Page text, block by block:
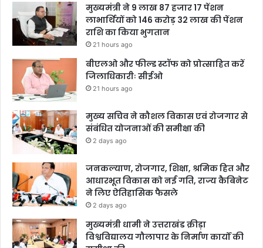
मुख्यमंत्री ने 9 लाख 87 हजार 17 पेंशन
लाभार्थियों को 146 करोड़ 32 लाख की पेंशन
राशि का किया भुगतान
21 hours ago
बीएलओ और फील्ड स्टॉफ को प्रोत्साहित करें
जिलाधिकारीः सीईओ
21 hours ago
मुख्य सचिव ने कौशल विकास एवं रोजगार से
संबंधित योजनाओं की समीक्षा की
2 days ago
जनकल्याण, रोजगार, शिक्षा, श्रमिक हित और
आधारभूत विकास को नई गति, राज्य कैबिनेट
ने लिए ऐतिहासिक फैसले
2 days ago
मुख्यमंत्री धामी ने उत्तराखंड क्रीड़ा
विश्वविद्यालय गौलापार के निर्माण कार्यों की